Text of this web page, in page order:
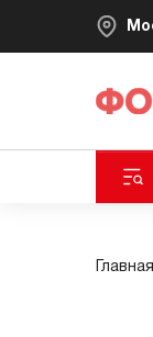
Главная